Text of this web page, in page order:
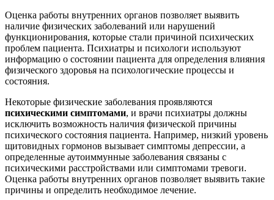
Оценка работы внутренних органов позволяет выявить
наличие физических заболеваний или нарушений
функционирования, которые стали причиной психических
проблем пациента. Психиатры и психологи используют
информацию о состоянии пациента для определения влияния
физического здоровья на психологические процессы и
состояния.
Некоторые физические заболевания проявляются
психическими симптомами, и врачи психиатры должны
исключить возможность наличия физической причины
психического состояния пациента. Например, низкий уровень
щитовидных гормонов вызывает симптомы депрессии, а
определенные аутоиммунные заболевания связаны с
психическими расстройствами или симптомами тревоги.
Оценка работы внутренних органов позволяет выявить такие
причины и определить необходимое лечение.